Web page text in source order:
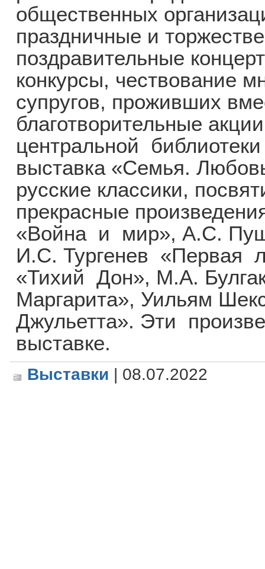
общественных
праздничные и
поздравительные
конкурсы, чествование
супругов, проживших
благотворительные
центральной
выставка «Семья.
русские классики,
прекрасные
«Война и мир», А.С.
И.С. Тургенев «Первая
«Тихий Дон», М.А.
Маргарита», Уильям
Джульетта». Эти
выставке.
Выставки | 08.07.2022